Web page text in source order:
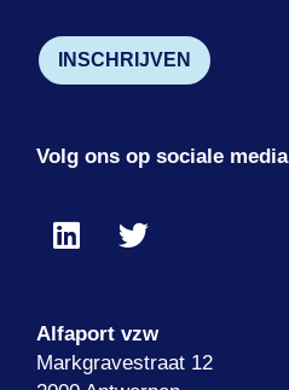
INSCHRIJVEN
Volg ons op sociale media
Alfaport vzw
Markgravestraat 12